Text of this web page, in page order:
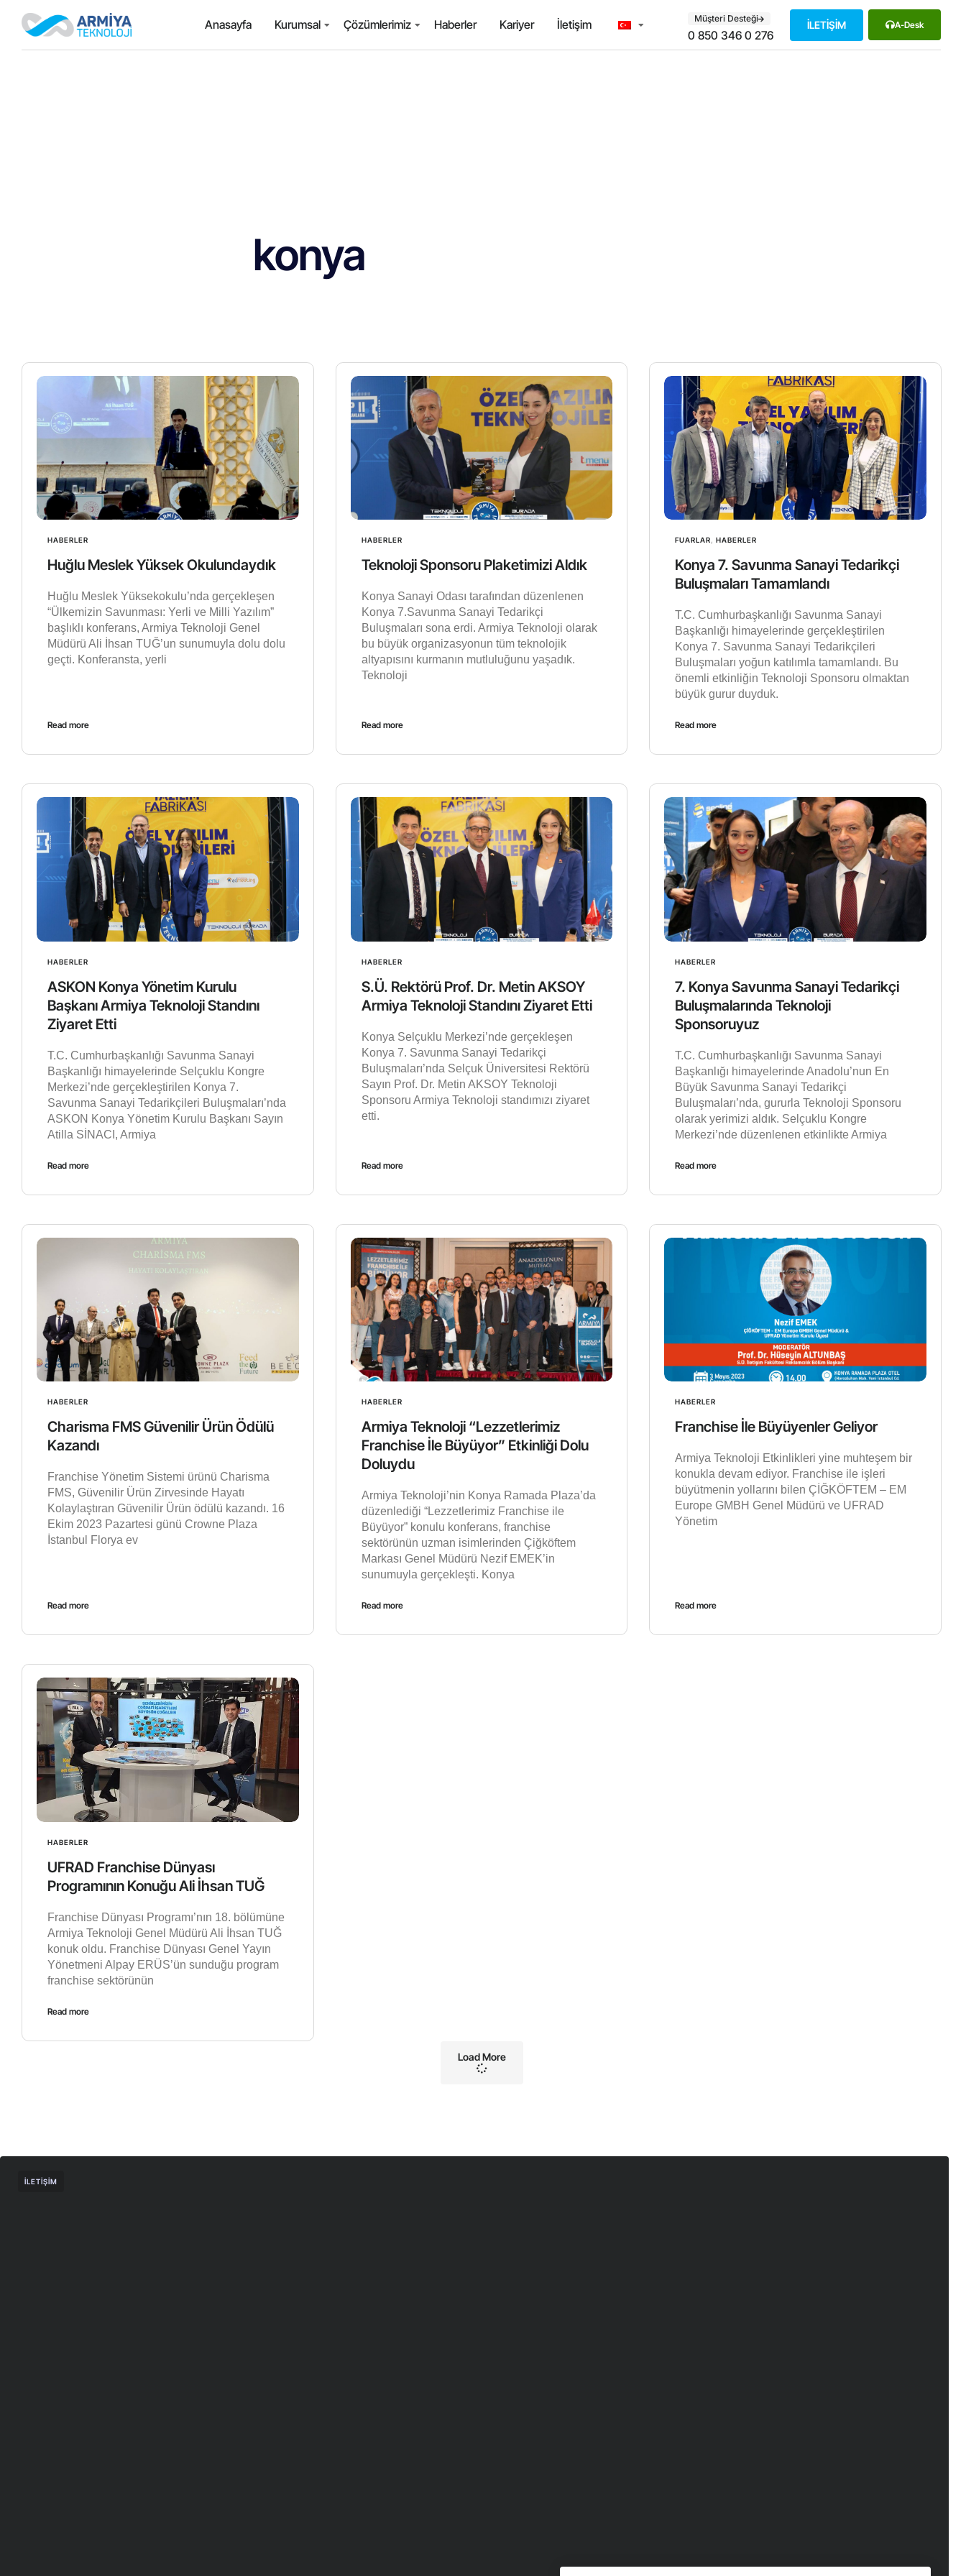
Anasayfa Kurumsal Çözümlerimiz Haberler Kariyer İletişim Müşteri Desteği
0 850 346 0 276
İLETİŞİM A-Desk
konya
HABERLER
Huğlu Meslek Yüksek Okulundaydık
Huğlu Meslek Yüksekokulu’nda gerçekleşen
“Ülkemizin Savunması: Yerli ve Milli Yazılım”
başlıklı konferans, Armiya Teknoloji Genel
Müdürü Ali İhsan TUĞ’un sunumuyla dolu dolu
geçti. Konferansta, yerli
Read more
HABERLER
Teknoloji Sponsoru Plaketimizi Aldık
Konya Sanayi Odası tarafından düzenlenen
Konya 7.Savunma Sanayi Tedarikçi
Buluşmaları sona erdi. Armiya Teknoloji olarak
bu büyük organizasyonun tüm teknolojik
altyapısını kurmanın mutluluğunu yaşadık.
Teknoloji
Read more
FUARLAR ,HABERLER
Konya 7. Savunma Sanayi Tedarikçi
Buluşmaları Tamamlandı
T.C. Cumhurbaşkanlığı Savunma Sanayi
Başkanlığı himayelerinde gerçekleştirilen
Konya 7. Savunma Sanayi Tedarikçileri
Buluşmaları yoğun katılımla tamamlandı. Bu
önemli etkinliğin Teknoloji Sponsoru olmaktan
büyük gurur duyduk.
Read more
HABERLER
ASKON Konya Yönetim Kurulu
Başkanı Armiya Teknoloji Standını
Ziyaret Etti
T.C. Cumhurbaşkanlığı Savunma Sanayi
Başkanlığı himayelerinde Selçuklu Kongre
Merkezi’nde gerçekleştirilen Konya 7.
Savunma Sanayi Tedarikçileri Buluşmaları’nda
ASKON Konya Yönetim Kurulu Başkanı Sayın
Atilla SİNACI, Armiya
Read more
HABERLER
S.Ü. Rektörü Prof. Dr. Metin AKSOY
Armiya Teknoloji Standını Ziyaret Etti
Konya Selçuklu Merkezi’nde gerçekleşen
Konya 7. Savunma Sanayi Tedarikçi
Buluşmaları’nda Selçuk Üniversitesi Rektörü
Sayın Prof. Dr. Metin AKSOY Teknoloji
Sponsoru Armiya Teknoloji standımızı ziyaret
etti.
Read more
HABERLER
7. Konya Savunma Sanayi Tedarikçi
Buluşmalarında Teknoloji
Sponsoruyuz
T.C. Cumhurbaşkanlığı Savunma Sanayi
Başkanlığı himayelerinde Anadolu’nun En
Büyük Savunma Sanayi Tedarikçi
Buluşmaları’nda, gururla Teknoloji Sponsoru
olarak yerimizi aldık. Selçuklu Kongre
Merkezi’nde düzenlenen etkinlikte Armiya
Read more
HABERLER
Charisma FMS Güvenilir Ürün Ödülü
Kazandı
Franchise Yönetim Sistemi ürünü Charisma
FMS, Güvenilir Ürün Zirvesinde Hayatı
Kolaylaştıran Güvenilir Ürün ödülü kazandı. 16
Ekim 2023 Pazartesi günü Crowne Plaza
İstanbul Florya ev
Read more
HABERLER
Armiya Teknoloji “Lezzetlerimiz
Franchise İle Büyüyor” Etkinliği Dolu
Doluydu
Armiya Teknoloji’nin Konya Ramada Plaza’da
düzenlediği “Lezzetlerimiz Franchise ile
Büyüyor” konulu konferans, franchise
sektörünün uzman isimlerinden Çiğköftem
Markası Genel Müdürü Nezif EMEK’in
sunumuyla gerçekleşti. Konya
Read more
HABERLER
Franchise İle Büyüyenler Geliyor
Armiya Teknoloji Etkinlikleri yine muhteşem bir
konukla devam ediyor. Franchise ile işleri
büyütmenin yollarını bilen ÇİĞKÖFTEM – EM
Europe GMBH Genel Müdürü ve UFRAD
Yönetim
Read more
HABERLER
UFRAD Franchise Dünyası
Programının Konuğu Ali İhsan TUĞ
Franchise Dünyası Programı’nın 18. bölümüne
Armiya Teknoloji Genel Müdürü Ali İhsan TUĞ
konuk oldu. Franchise Dünyası Genel Yayın
Yönetmeni Alpay ERÜS’ün sunduğu program
franchise sektörünün
Read more
Load More
İLETIŞIM